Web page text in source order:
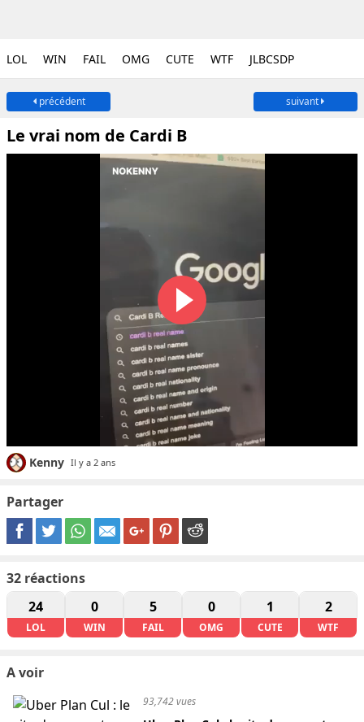
LOL WIN FAIL OMG CUTE WTF JLBCSDP
précédent suivant
Le vrai nom de Cardi B
Kenny Il y a 2 ans
Partager
32 réactions
24
LOL
0
WIN
5
FAIL
0
OMG
1
CUTE
2
WTF
A voir
93,742 vues